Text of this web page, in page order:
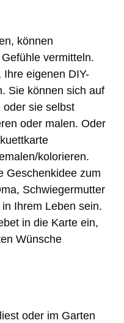
können
vermitteln.
eigenen DIY-
Sie können sich auf
oder sie selbst
oder malen. Oder
kolorieren.
Geschenkidee zum
Schwiegermutter
Ihrem Leben sein.
in die Karte ein,
Wünsche
oder im Garten